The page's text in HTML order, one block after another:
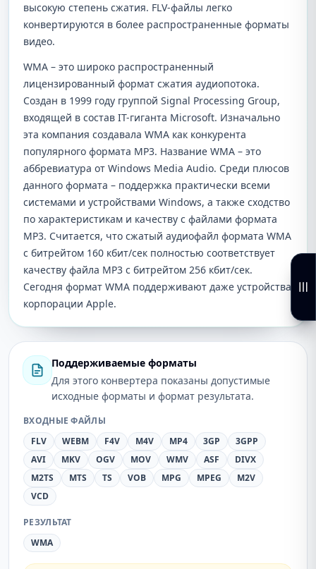
высокую степень сжатия. FLV-файлы легко
конвертируются в более распространенные форматы
видео.
WMA – это широко распространенный
лицензированный формат сжатия аудиопотока.
Создан в 1999 году группой Signal Processing Group,
входящей в состав IT-гиганта Microsoft. Изначально
эта компания создавала WMA как конкурента
популярного формата MP3. Название WMA – это
аббревиатура от Windows Media Audio. Среди плюсов
данного формата – поддержка практически всеми
системами и устройствами Windows, а также сходство
по характеристикам и качеству с файлами формата
MP3. Считается, что сжатый аудиофайл формата WMA
с битрейтом 160 кбит/сек полностью соответствует
качеству файла МР3 с битрейтом 256 кбит/сек.
Сегодня формат WMA поддерживают даже устройства
корпорации Apple.
Поддерживаемые форматы
Для этого конвертера показаны допустимые
исходные форматы и формат результата.
ВХОДНЫЕ ФАЙЛЫ
FLV
WEBM F4V M4V MP4 3GP
3GPP
AVI
MKV OGV MOV WMV ASF
DIVX
M2TS
MTS TS VOB MPG MPEG
M2V
VCD
РЕЗУЛЬТАТ
WMA